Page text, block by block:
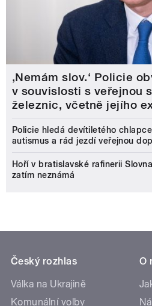
‚Nemám slov.‘ Policie
v souvislosti s veřejnou
železnic, včetně jejího
Policie hledá devítiletého
autismus a rád jezdí veřejnou
Hoří v bratislavské rafinerii
zatím neznámá
Český rozhlas
Válka na Ukrajině
Komunální volby
O